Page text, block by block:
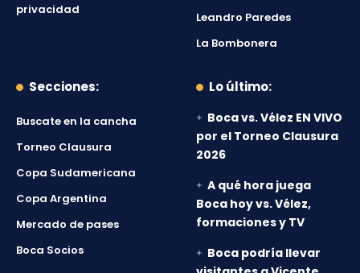
privacidad
Leandro Paredes
La Bombonera
Secciones:
Buscate en la cancha
Torneo Clausura
Copa Sudamericana
Copa Argentina
Mercado de pases
Boca Socios
Lo último:
Boca vs. Vélez EN VIVO
por el Torneo Clausura
2026
A qué hora juega
Boca hoy vs. Vélez,
formaciones y TV
Boca podría llevar